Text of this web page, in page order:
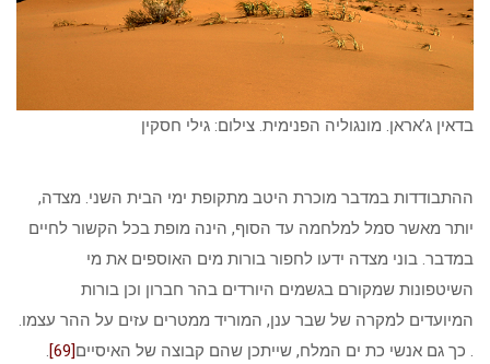
בדאין ג’אראן. מונגוליה הפנימית. צילום: גילי חסקין
ההתבודדות במדבר מוכרת היטב מתקופת ימי הבית השני. מצדה,
יותר מאשר סמל למלחמה עד הסוף, הינה מופת בכל הקשור לחיים
במדבר. בוני מצדה ידעו לחפור בורות מים האוספים את מי
השיטפונות שמקורם בגשמים היורדים בהר חברון וכן בורות
המיועדים למקרה של שבר ענן, המוריד ממטרים עזים על ההר עצמו.
. כך גם אנשי כת ים המלח, שייתכן שהם קבוצה של האיסיים[69]